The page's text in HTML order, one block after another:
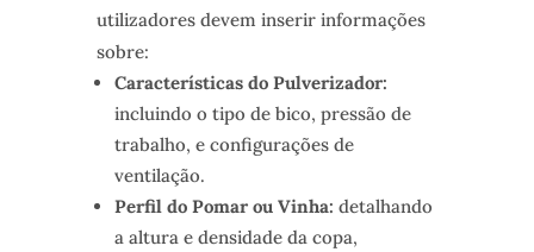
utilizadores devem inserir informações
sobre:
Características do Pulverizador:
incluindo o tipo de bico, pressão de
trabalho, e configurações de
ventilação.
Perfil do Pomar ou Vinha: detalhando
a altura e densidade da copa,